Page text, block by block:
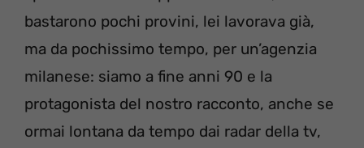
bastarono pochi provini, lei lavorava già,
ma da pochissimo tempo, per un’agenzia
milanese: siamo a fine anni 90 e la
protagonista del nostro racconto, anche se
ormai lontana da tempo dai radar della tv,